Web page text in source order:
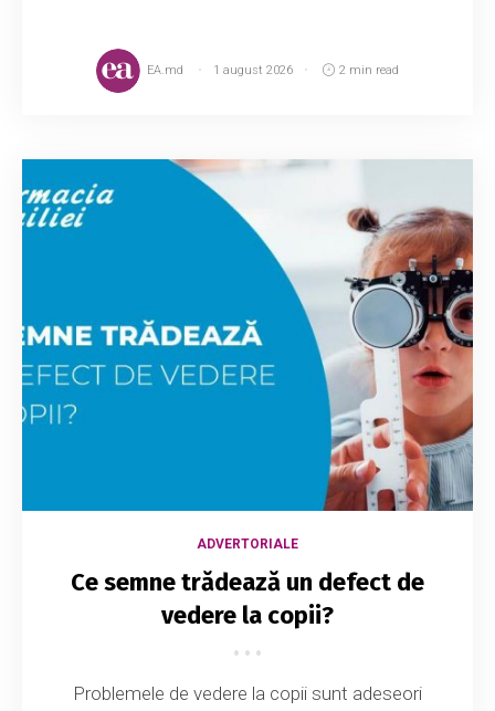
EA.md 1 august 2026 2 min read
ADVERTORIALE
Ce semne trădează un defect de
vedere la copii?
Problemele de vedere la copii sunt adeseori